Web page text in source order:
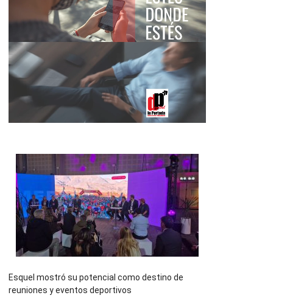
Esquel mostró su potencial como destino de
reuniones y eventos deportivos